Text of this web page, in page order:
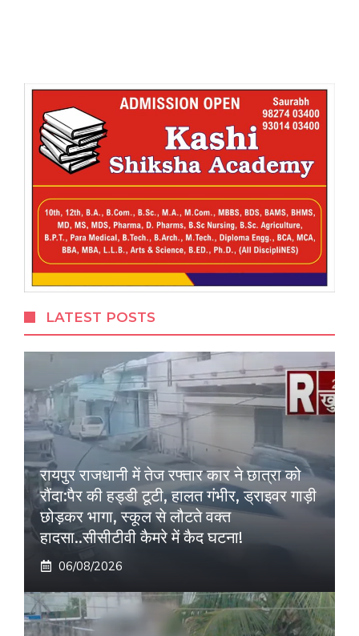
LATEST POSTS
रायपुर राजधानी में तेज रफ्तार कार ने छात्रा को
रौंदा:पैर की हड्डी टूटी, हालत गंभीर, ड्राइवर गाड़ी
छोड़कर भागा, स्कूल से लौटते वक्त
हादसा..सीसीटीवी कैमरे में कैद घटना!
06/08/2026